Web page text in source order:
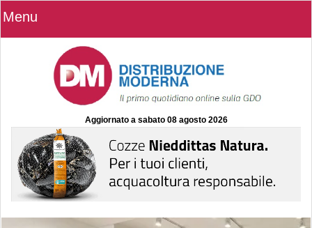
Menu
Aggiornato a sabato 08 agosto 2026